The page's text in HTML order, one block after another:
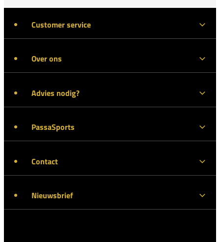
Customer service
Over ons
Advies nodig?
PassaSports
Contact
Nieuwsbrief